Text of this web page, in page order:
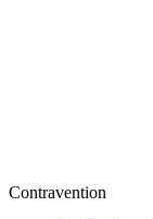
Contravention